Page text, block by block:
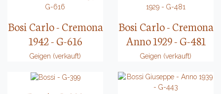
Bosi Carlo - Cremona
1942 - G-616
Geigen (verkauft)
Bosi Carlo - Cremona
Anno 1929 - G-481
Geigen (verkauft)